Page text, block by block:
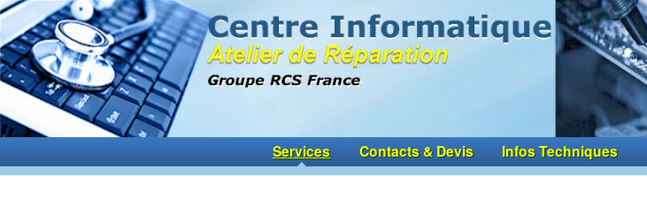
Services Contacts & Devis Infos Techniques